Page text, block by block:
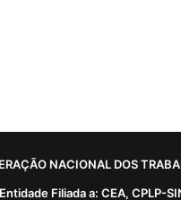
NACIONAL DOS
Entidade Filiada a: CEA, CPLP-